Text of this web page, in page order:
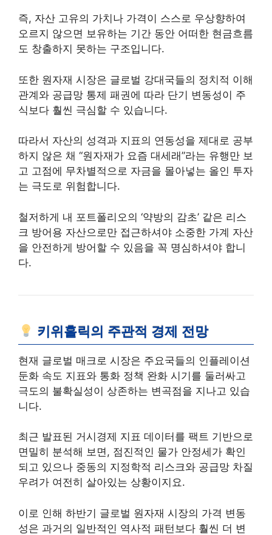
즉, 자산 고유의 가치나 가격이 스스로 우상향하여
오르지 않으면 보유하는 기간 동안 어떠한 현금흐름
도 창출하지 못하는 구조입니다.
또한 원자재 시장은 글로벌 강대국들의 정치적 이해
관계와 공급망 통제 패권에 따라 단기 변동성이 주
식보다 훨씬 극심할 수 있습니다.
따라서 자산의 성격과 지표의 연동성을 제대로 공부
하지 않은 채 “원자재가 요즘 대세래”라는 유행만 보
고 고점에 무차별적으로 자금을 몰아넣는 올인 투자
는 극도로 위험합니다.
철저하게 내 포트폴리오의 ‘약방의 감초’ 같은 리스
크 방어용 자산으로만 접근하셔야 소중한 가계 자산
을 안전하게 방어할 수 있음을 꼭 명심하셔야 합니
다.
키위홀릭의 주관적 경제 전망
현재 글로벌 매크로 시장은 주요국들의 인플레이션
둔화 속도 지표와 통화 정책 완화 시기를 둘러싸고
극도의 불확실성이 상존하는 변곡점을 지나고 있습
니다.
최근 발표된 거시경제 지표 데이터를 팩트 기반으로
면밀히 분석해 보면, 점진적인 물가 안정세가 확인
되고 있으나 중동의 지정학적 리스크와 공급망 차질
우려가 여전히 살아있는 상황이지요.
이로 인해 하반기 글로벌 원자재 시장의 가격 변동
성은 과거의 일반적인 역사적 패턴보다 훨씬 더 변